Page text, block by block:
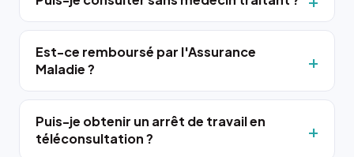
Est-ce remboursé par l'Assurance
Maladie ?
Puis-je obtenir un arrêt de travail en
téléconsultation ?